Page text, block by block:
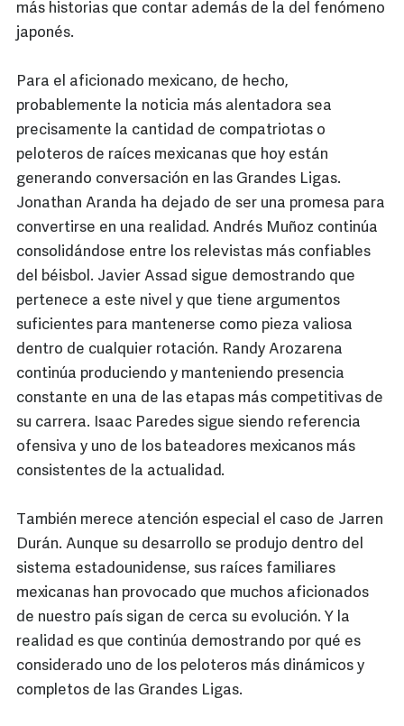
más historias que contar además de la del fenómeno
japonés.
Para el aficionado mexicano, de hecho,
probablemente la noticia más alentadora sea
precisamente la cantidad de compatriotas o
peloteros de raíces mexicanas que hoy están
generando conversación en las Grandes Ligas.
Jonathan Aranda ha dejado de ser una promesa para
convertirse en una realidad. Andrés Muñoz continúa
consolidándose entre los relevistas más confiables
del béisbol. Javier Assad sigue demostrando que
pertenece a este nivel y que tiene argumentos
suficientes para mantenerse como pieza valiosa
dentro de cualquier rotación. Randy Arozarena
continúa produciendo y manteniendo presencia
constante en una de las etapas más competitivas de
su carrera. Isaac Paredes sigue siendo referencia
ofensiva y uno de los bateadores mexicanos más
consistentes de la actualidad.
También merece atención especial el caso de Jarren
Durán. Aunque su desarrollo se produjo dentro del
sistema estadounidense, sus raíces familiares
mexicanas han provocado que muchos aficionados
de nuestro país sigan de cerca su evolución. Y la
realidad es que continúa demostrando por qué es
considerado uno de los peloteros más dinámicos y
completos de las Grandes Ligas.